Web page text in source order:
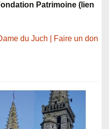
Patrimoine (lien
du Juch | Faire un don